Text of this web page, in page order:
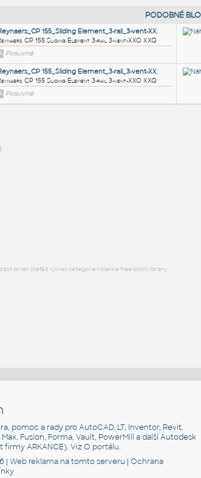
prvek stafáž výkres kategorie kolekce free block library
pomoc a rady pro AutoCAD, LT, Inventor, Revit,
Max, Fusion, Forma, Vault, PowerMill a další Autodesk
firmy ARKANCE). VizO portálu.
|Web reklama na tomto serveru |Ochrana